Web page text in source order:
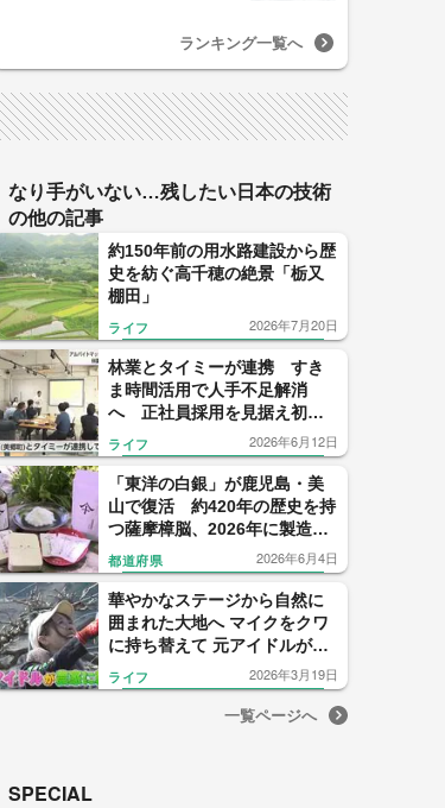
ランキング一覧へ
なり手がいない…残したい日本の技術
の他の記事
約150年前の用水路建設から歴
史を紡ぐ高千穂の絶景「栃又
棚田」
ライフ 2026年7月20日
林業とタイミーが連携 すき
ま時間活用で人手不足解消
へ 正社員採用を見据え初心
者募集
ライフ 2026年6月12日
「東洋の白銀」が鹿児島・美
山で復活 約420年の歴史を持
つ薩摩樟脳、2026年に製造再
開
都道府県 2026年6月4日
華やかなステージから自然に
囲まれた大地へ マイクをクワ
に持ち替えて 元アイドルが農
家に転身 夢は地産地消ワイン
【福岡発】
ライフ 2026年3月19日
一覧ページへ
SPECIAL